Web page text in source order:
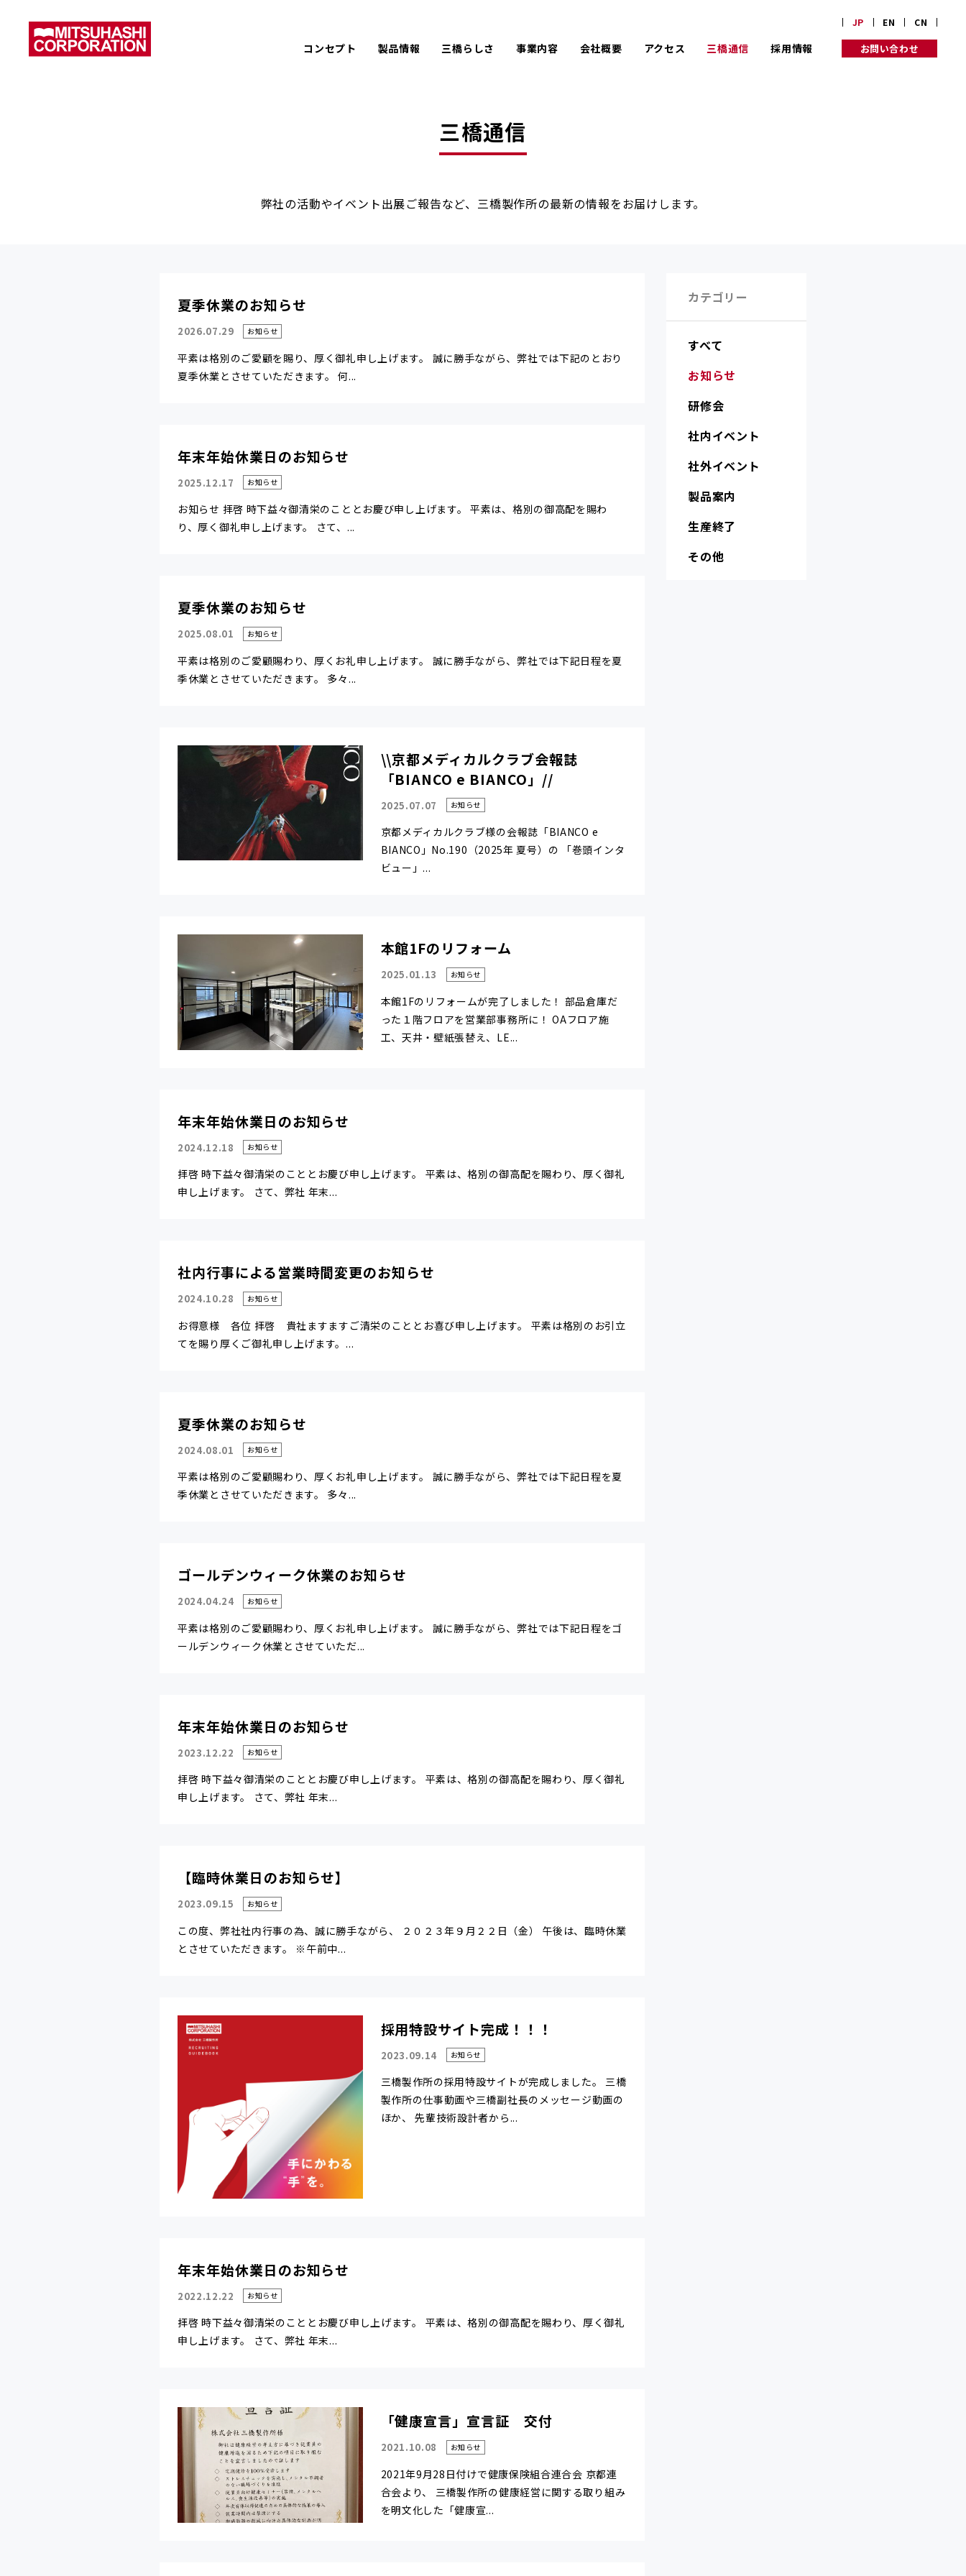
コンセプト 製品情報 三橋らしさ
創業100年に手が届く
京都企業としての三橋製作所
事業内容 会社概要 アクセス 三橋通信 採用情報 お問い合わせ
JP EN CN
三橋通信
弊社の活動やイベント出展ご報告など、三橋製作所の最新の情報をお届けします。
カテゴリー
すべて
お知らせ
研修会
社内イベント
社外イベント
製品案内
生産終了
その他
夏季休業のお知らせ
2026.07.29 お知らせ
平素は格別のご愛顧を賜り、厚く御礼申し上げます。 誠に勝手ながら、弊社では下記のとおり
夏季休業とさせていただきます。 何...
年末年始休業日のお知らせ
2025.12.17 お知らせ
お知らせ 拝啓 時下益々御清栄のこととお慶び申し上げます。 平素は、格別の御高配を賜わ
り、厚く御礼申し上げます。 さて、...
夏季休業のお知らせ
2025.08.01 お知らせ
平素は格別のご愛顧賜わり、厚くお礼申し上げます。 誠に勝手ながら、弊社では下記日程を夏
季休業とさせていただきます。 多々...
\\京都メディカルクラブ会報誌
「BIANCO e BIANCO」//
2025.07.07 お知らせ
京都メディカルクラブ様の会報誌「BIANCO e
BIANCO」No.190（2025年 夏号）の 「巻頭インタ
ビュー」...
本館1Fのリフォーム
2025.01.13 お知らせ
本館1Fのリフォームが完了しました！ 部品倉庫だ
った１階フロアを営業部事務所に！ OAフロア施
工、天井・壁紙張替え、LE...
年末年始休業日のお知らせ
2024.12.18 お知らせ
拝啓 時下益々御清栄のこととお慶び申し上げます。 平素は、格別の御高配を賜わり、厚く御礼
申し上げます。 さて、弊社 年末...
社内行事による営業時間変更のお知らせ
2024.10.28 お知らせ
お得意様 各位 拝啓 貴社ますますご清栄のこととお喜び申し上げます。 平素は格別のお引立
てを賜り厚くご御礼申し上げます。...
夏季休業のお知らせ
2024.08.01 お知らせ
平素は格別のご愛顧賜わり、厚くお礼申し上げます。 誠に勝手ながら、弊社では下記日程を夏
季休業とさせていただきます。 多々...
ゴールデンウィーク休業のお知らせ
2024.04.24 お知らせ
平素は格別のご愛顧賜わり、厚くお礼申し上げます。 誠に勝手ながら、弊社では下記日程をゴ
ールデンウィーク休業とさせていただ...
年末年始休業日のお知らせ
2023.12.22 お知らせ
拝啓 時下益々御清栄のこととお慶び申し上げます。 平素は、格別の御高配を賜わり、厚く御礼
申し上げます。 さて、弊社 年末...
【臨時休業日のお知らせ】
2023.09.15 お知らせ
この度、弊社社内行事の為、誠に勝手ながら、 ２０２３年９月２２日（金） 午後は、臨時休業
とさせていただきます。 ※午前中...
採用特設サイト完成！！！
2023.09.14 お知らせ
三橋製作所の採用特設サイトが完成しました。 三橋
製作所の仕事動画や三橋副社長のメッセージ動画の
ほか、 先輩技術設計者から...
年末年始休業日のお知らせ
2022.12.22 お知らせ
拝啓 時下益々御清栄のこととお慶び申し上げます。 平素は、格別の御高配を賜わり、厚く御礼
申し上げます。 さて、弊社 年末...
「健康宣言」宣言証 交付
2021.10.08 お知らせ
2021年9月28日付けで健康保険組合連合会 京都連
合会より、 三橋製作所の健康経営に関する取り組み
を明文化した「健康宣...